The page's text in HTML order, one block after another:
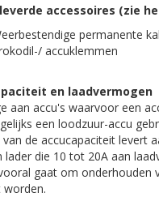
accessoires (zie
permanente
accuklemmen
en laadvermogen
aan accu's waarvoor een
een loodzuur-accu
de accucapaciteit levert
lader die 10 tot 20A aan
gaat om onderhouden
worden.